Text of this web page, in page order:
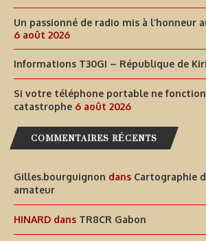
Un passionné de radio mis à l’honneur
6 août 2026
Informations T30GI – République de
Si votre téléphone portable ne
catastrophe 6 août 2026
COMMENTAIRES RÉCENTS
Gilles.bourguignon dans Cartographie
amateur
HINARD dans TR8CR Gabon